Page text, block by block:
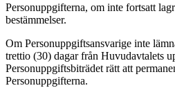
Personuppgifterna, om inte fortsatt
bestämmelser.
Om Personuppgiftsansvarige inte
trettio (30) dagar från Huvudavtalets
Personuppgiftsbiträdet rätt att
Personuppgifterna.